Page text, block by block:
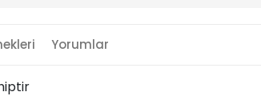
Yorumlar